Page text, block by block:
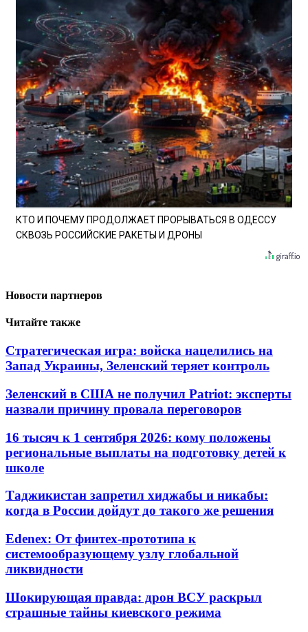
КТО И ПОЧЕМУ ПРОДОЛЖАЕТ ПРОРЫВАТЬСЯ В ОДЕССУ
СКВОЗЬ РОССИЙСКИЕ РАКЕТЫ И ДРОНЫ
Новости партнеров
Читайте также
Стратегическая игра: войска нацелились на
Запад Украины, Зеленский теряет контроль
Зеленский в США не получил Patriot: эксперты
назвали причину провала переговоров
16 тысяч к 1 сентября 2026: кому положены
региональные выплаты на подготовку детей к
школе
Таджикистан запретил хиджабы и никабы:
когда в России дойдут до такого же решения
Edenex: От финтех-прототипа к
системообразующему узлу глобальной
ликвидности
Шокирующая правда: дрон ВСУ раскрыл
страшные тайны киевского режима